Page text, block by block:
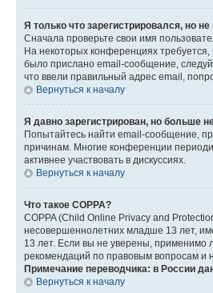
Я только что зарегистрировался, но не
Сначала проверьте свои имя
На некоторых конференциях
было прислано email-сообщение,
что ввели правильный адрес email,
Вернуться к началу
Я давно зарегистрирован, но больше
Попытайтесь найти email-сообщение,
причинам. Многие конференции
активнее участвовать в дискуссиях.
Вернуться к началу
Что такое COPPA?
COPPA (Child Online Privacy and
несовершеннолетних младше 13 лет,
13 лет. Если вы не уверены, применимо
рекомендаций по правовым вопросам и
Примечание переводчика: в России
Вернуться к началу